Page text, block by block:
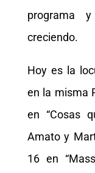
programa
creciendo.
Hoy es la
en la misma
en “Cosas
Amato y
16 en